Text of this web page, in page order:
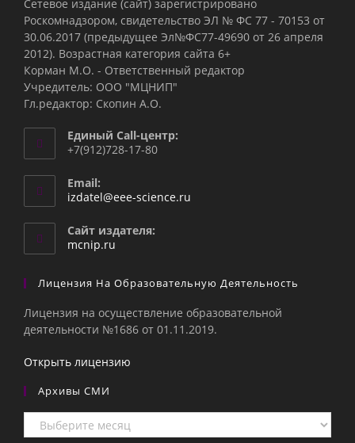
Сетевое издание (сайт) зарегистрировано
Роскомнадзором, свидетельство ЭЛ № ФС 77 - 70153 от
30.06.2017 (предыдущее Эл№ФC77-49690 от 26 апреля
2012). Возрастная категория сайта 6+
Корман М.О. - Ответственный редактор
Учредитель: ООО "МЦНИП"
Гл.редактор: Скопин А.О.
Единый Call-центр:
+7(912)728-17-80
Email:
izdatel@eee-science.ru
Сайт издателя:
mcnip.ru
Лицензия На Образовательную Деятельность
Лицензия на осуществление образовательной
деятельности №1686 от 01.11.2019.
Открыть лицензию
Архивы СМИ
Архивы
СМИ